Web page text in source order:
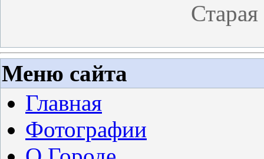
Меню сайта
Главная
Фотографии